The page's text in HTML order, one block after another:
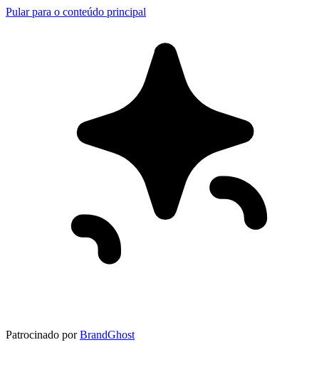
Pular para o conteúdo principal
Patrocinado por BrandGhost